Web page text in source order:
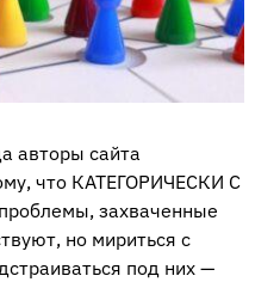
авторы сайта
что КАТЕГОРИЧЕСКИ С
захваченные
но мириться с
под них —